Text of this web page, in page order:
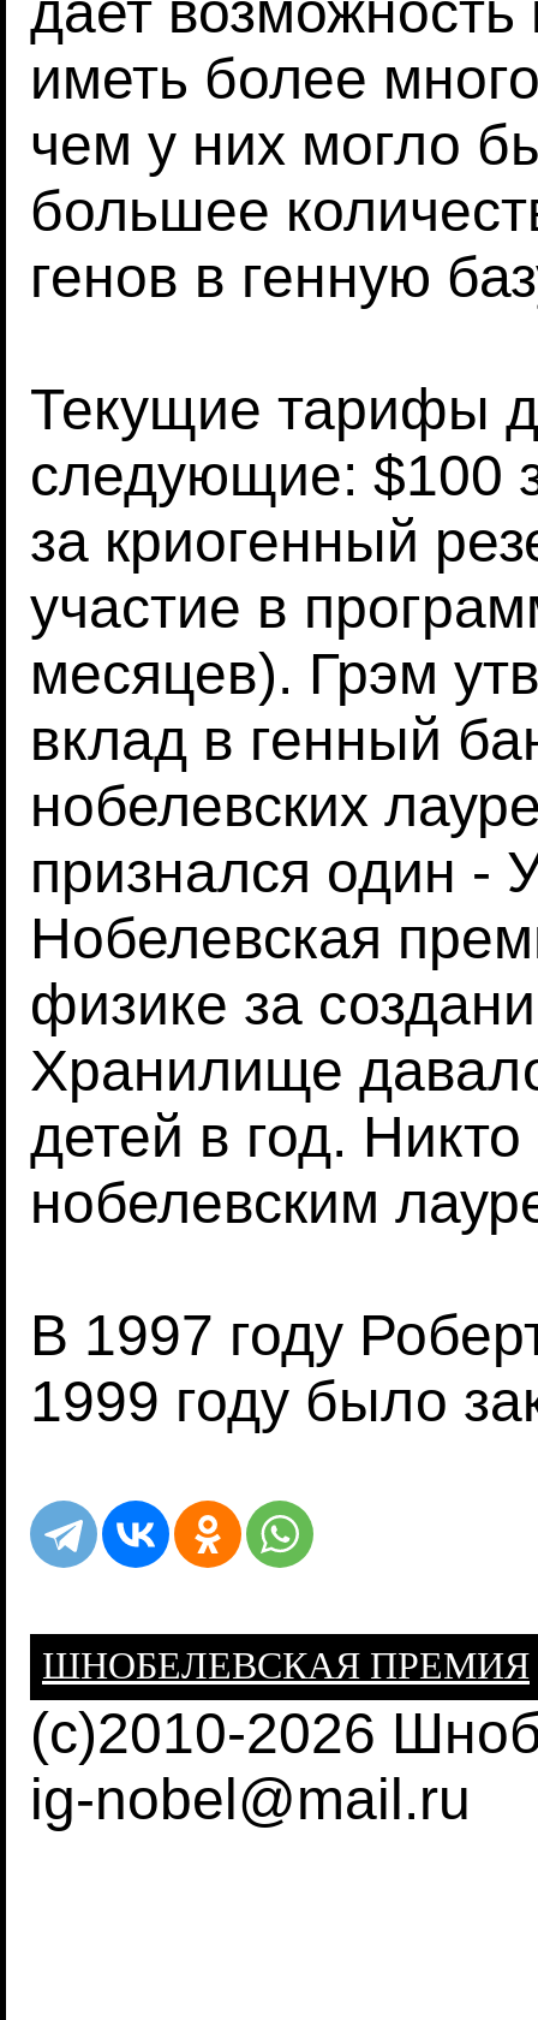
иметь более
чем у них могло
большее
генов в генную
Текущие тарифы
следующие: $100
за криогенный
участие в
месяцев). Грэм
вклад в генный
нобелевских
признался один -
Нобелевская
физике за
Хранилище
детей в год.
нобелевским
В 1997 году
1999 году было
ШНОБЕЛЕВСКАЯ ПРЕМИЯ
(c)2010-2026
ig-nobel@mail.ru